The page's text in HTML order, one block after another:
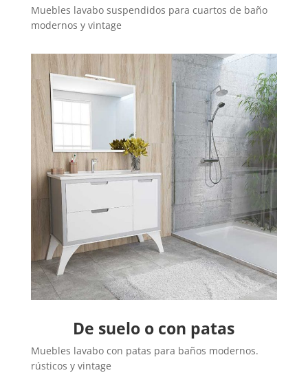
Muebles lavabo suspendidos para cuartos de baño
modernos y vintage
De suelo o con patas
Muebles lavabo con patas para baños modernos.
rústicos y vintage